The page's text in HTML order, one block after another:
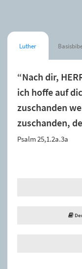
Luther
“Nach dir,
ich hoffe auf
zuschanden
zuschanden,
Psalm 25,1.2a.3a